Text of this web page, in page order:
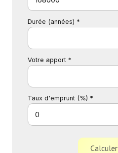
Durée (années) *
Votre apport *
Taux d'emprunt (%) *
Calculer